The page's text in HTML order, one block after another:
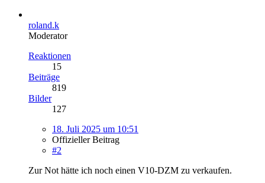
roland.k
Moderator
Reaktionen
15
Beiträge
819
Bilder
127
18. Juli 2025 um 10:51
Offizieller Beitrag
#2
Zur Not hätte ich noch einen V10-DZM zu verkaufen.